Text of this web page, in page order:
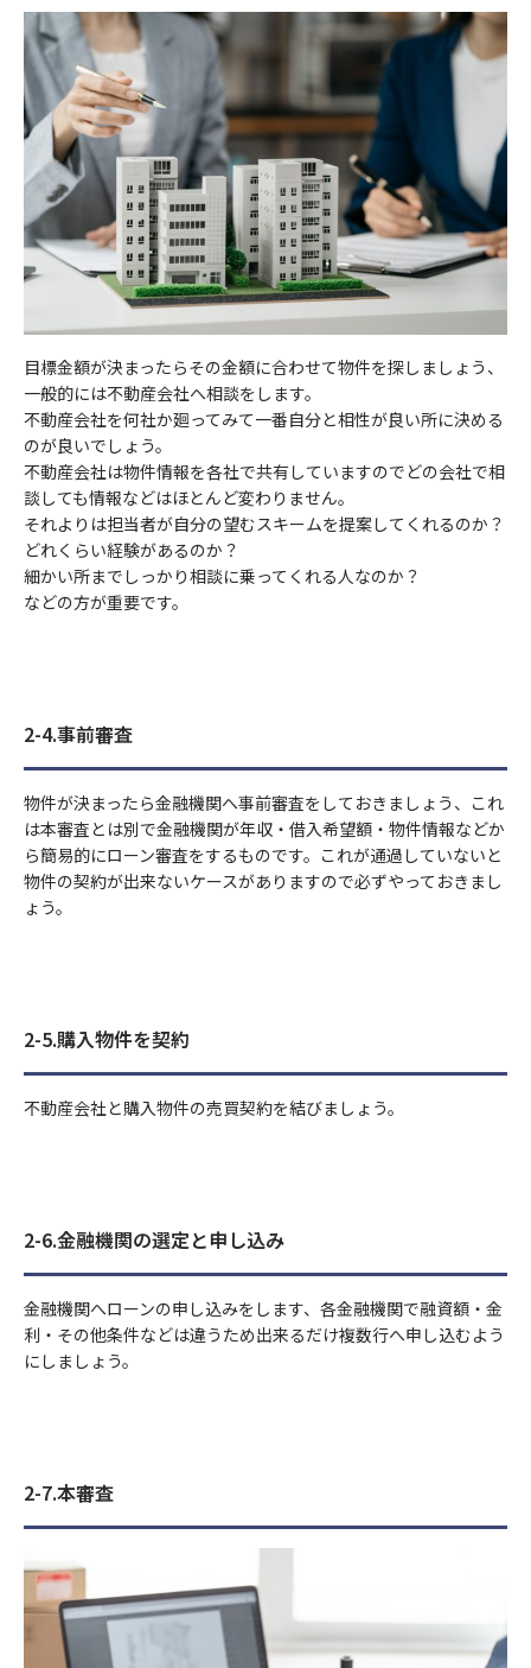
目標金額が決まったらその金額に合わせて物件を探しましょう、
一般的には不動産会社へ相談をします。
不動産会社を何社か廻ってみて一番自分と相性が良い所に決める
のが良いでしょう。
不動産会社は物件情報を各社で共有していますのでどの会社で相
談しても情報などはほとんど変わりません。
それよりは担当者が自分の望むスキームを提案してくれるのか？
どれくらい経験があるのか？
細かい所までしっかり相談に乗ってくれる人なのか？
などの方が重要です。
2-4.事前審査
物件が決まったら金融機関へ事前審査をしておきましょう、これ
は本審査とは別で金融機関が年収・借入希望額・物件情報などか
ら簡易的にローン審査をするものです。これが通過していないと
物件の契約が出来ないケースがありますので必ずやっておきまし
ょう。
2-5.購入物件を契約
不動産会社と購入物件の売買契約を結びましょう。
2-6.金融機関の選定と申し込み
金融機関へローンの申し込みをします、各金融機関で融資額・金
利・その他条件などは違うため出来るだけ複数行へ申し込むよう
にしましょう。
2-7.本審査